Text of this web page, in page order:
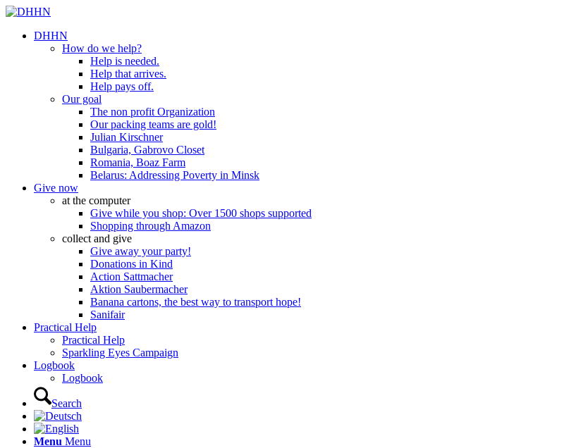
DHHN
How do we help?
Help is needed.
Help that arrives.
Help pays off.
Our goal
The non profit Organization
Our packing teams are gold!
Julian Kirschner
Bulgaria, Gabrovo Closet
Romania, Boaz Farm
Belarus: Addressing Poverty in Minsk
Give now
at the computer
Give while you shop: Over 1500 shops supported
Shopping through Amazon
collect and give
Give away your party!
Donations in Kind
Action Sattmacher
Aktion Saubermacher
Banana cartons, the best way to transport hope!
Sanifair
Practical Help
Practical Help
Sparkling Eyes Campaign
Logbook
Logbook
Search
Menu Menu